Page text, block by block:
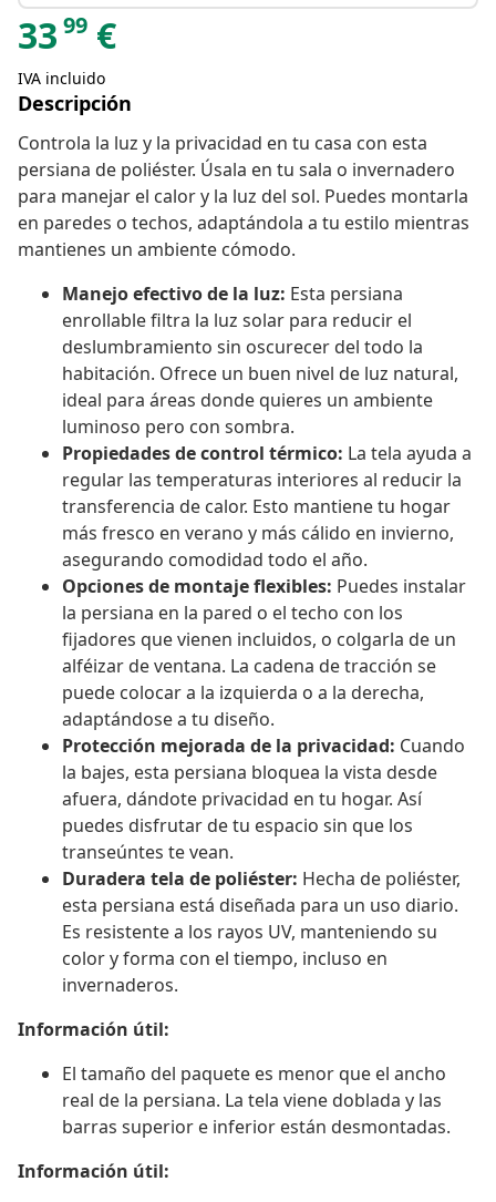
33 99 €
IVA incluido
Descripción
Controla la luz y la privacidad en tu casa con esta
persiana de poliéster. Úsala en tu sala o invernadero
para manejar el calor y la luz del sol. Puedes montarla
en paredes o techos, adaptándola a tu estilo mientras
mantienes un ambiente cómodo.
Manejo efectivo de la luz: Esta persiana
enrollable filtra la luz solar para reducir el
deslumbramiento sin oscurecer del todo la
habitación. Ofrece un buen nivel de luz natural,
ideal para áreas donde quieres un ambiente
luminoso pero con sombra.
Propiedades de control térmico: La tela ayuda a
regular las temperaturas interiores al reducir la
transferencia de calor. Esto mantiene tu hogar
más fresco en verano y más cálido en invierno,
asegurando comodidad todo el año.
Opciones de montaje flexibles: Puedes instalar
la persiana en la pared o el techo con los
fijadores que vienen incluidos, o colgarla de un
alféizar de ventana. La cadena de tracción se
puede colocar a la izquierda o a la derecha,
adaptándose a tu diseño.
Protección mejorada de la privacidad: Cuando
la bajes, esta persiana bloquea la vista desde
afuera, dándote privacidad en tu hogar. Así
puedes disfrutar de tu espacio sin que los
transeúntes te vean.
Duradera tela de poliéster: Hecha de poliéster,
esta persiana está diseñada para un uso diario.
Es resistente a los rayos UV, manteniendo su
color y forma con el tiempo, incluso en
invernaderos.
Información útil:
El tamaño del paquete es menor que el ancho
real de la persiana. La tela viene doblada y las
barras superior e inferior están desmontadas.
Información útil: